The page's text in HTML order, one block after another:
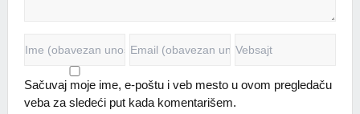
Sačuvaj moje ime, e-poštu i veb mesto u ovom pregledaču
veba za sledeći put kada komentarišem.